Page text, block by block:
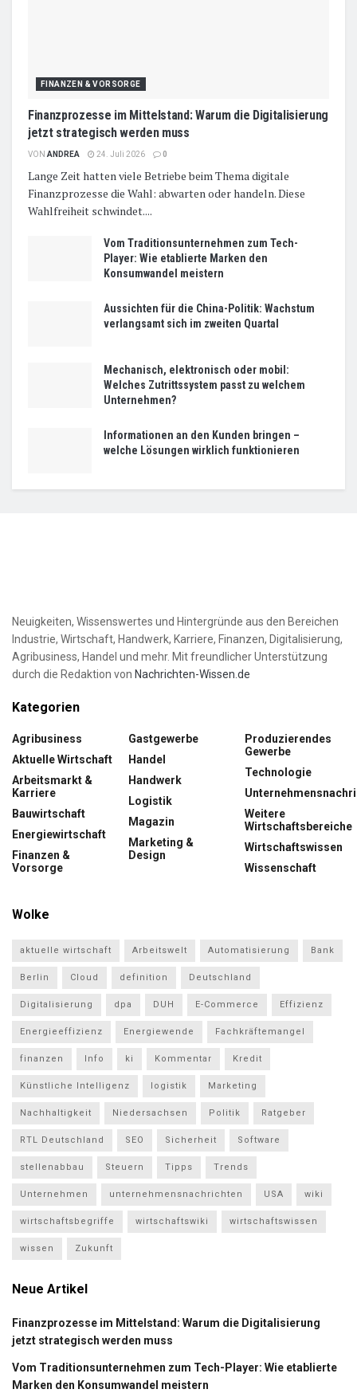
FINANZEN & VORSORGE
Finanzprozesse im Mittelstand: Warum die Digitalisierung
jetzt strategisch werden muss
VON ANDREA 24. Juli 2026 0
Lange Zeit hatten viele Betriebe beim Thema digitale
Finanzprozesse die Wahl: abwarten oder handeln. Diese
Wahlfreiheit schwindet....
Vom Traditionsunternehmen zum Tech-
Player: Wie etablierte Marken den
Konsumwandel meistern
Aussichten für die China-Politik: Wachstum
verlangsamt sich im zweiten Quartal
Mechanisch, elektronisch oder mobil:
Welches Zutrittssystem passt zu welchem
Unternehmen?
Informationen an den Kunden bringen –
welche Lösungen wirklich funktionieren
Neuigkeiten, Wissenswertes und Hintergründe aus den Bereichen
Industrie, Wirtschaft, Handwerk, Karriere, Finanzen, Digitalisierung,
Agribusiness, Handel und mehr. Mit freundlicher Unterstützung
durch die Redaktion von Nachrichten-Wissen.de
Kategorien
Agribusiness
Aktuelle Wirtschaft
Arbeitsmarkt &
Karriere
Bauwirtschaft
Energiewirtschaft
Finanzen &
Vorsorge
Gastgewerbe
Handel
Handwerk
Logistik
Magazin
Marketing &
Design
Produzierendes
Gewerbe
Technologie
Weitere
Wirtschaftsbereiche
Wirtschaftswissen
Wissenschaft
Wolke
aktuelle wirtschaft Arbeitswelt Automatisierung Bank
Berlin Cloud definition Deutschland
Digitalisierung dpa DUH E-Commerce Effizienz
Energieeffizienz Energiewende Fachkräftemangel
finanzen Info ki Kommentar Kredit
Künstliche Intelligenz logistik Marketing
Nachhaltigkeit Niedersachsen Politik Ratgeber
RTL Deutschland SEO Sicherheit Software
stellenabbau Steuern Tipps Trends
Unternehmen unternehmensnachrichten USA wiki
wirtschaftsbegriffe wirtschaftswiki wirtschaftswissen
wissen Zukunft
Neue Artikel
Finanzprozesse im Mittelstand: Warum die Digitalisierung
jetzt strategisch werden muss
Vom Traditionsunternehmen zum Tech-Player: Wie etablierte
Marken den Konsumwandel meistern